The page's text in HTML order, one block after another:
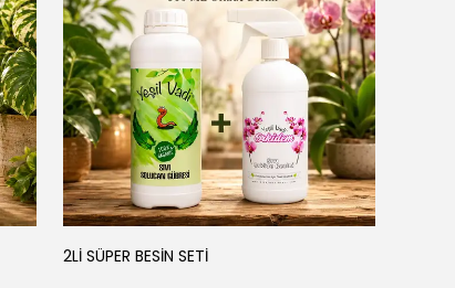
2Lİ SÜPER BESİN SETİ